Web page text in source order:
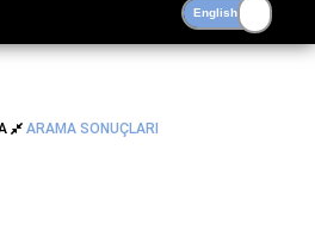
ARAMA SONUÇLARI